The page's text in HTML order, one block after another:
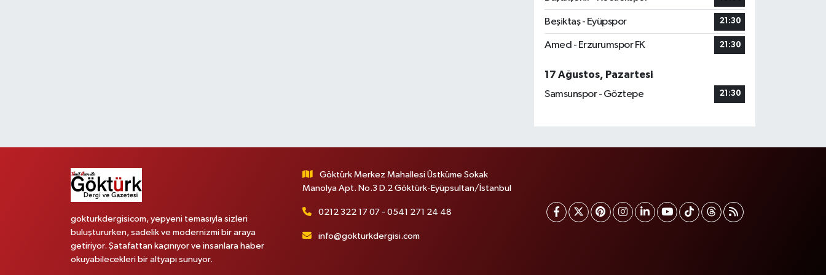
Beşiktaş - Eyüpspor 21:30
Amed - Erzurumspor FK 21:30
17 Ağustos, Pazartesi
Samsunspor - Göztepe
21:30
gokturkdergisicom, yepyeni temasıyla sizleri
buluştururken, sadelik ve modernizmi bir araya
getiriyor. Şatafattan kaçınıyor ve insanlara haber
okuyabilecekleri bir altyapı sunuyor.
Göktürk Merkez Mahallesi Üstküme Sokak
Manolya Apt. No.3 D.2 Göktürk-Eyüpsultan/İstanbul
0212 322 17 07 - 0541 271 24 48
info@gokturkdergisi.com